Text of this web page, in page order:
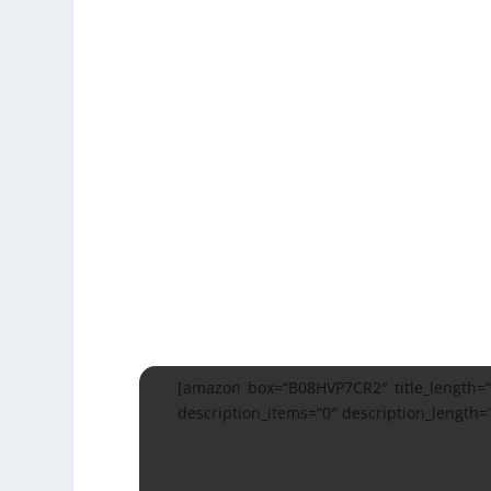
[amazon box=“B08HVP7CR2″
description_items=“0″